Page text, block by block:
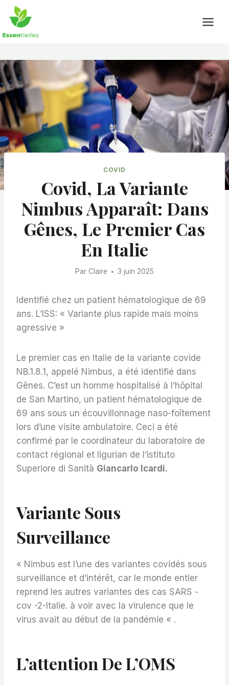
Skip
content
COVID
Covid, La Variante
Nimbus Apparaît: Dans
Gênes, Le Premier Cas
En Italie
Par Claire 3 juin 2025
Identifié chez un patient hématologique de 69
ans. L’ISS: « Variante plus rapide mais moins
agressive »
Le premier cas en Italie de la variante covide
NB.1.8.1, appelé Nimbus, a été identifié dans
Gênes. C’est un homme hospitalisé à l’hôpital
de San Martino, un patient hématologique de
69 ans sous un écouvillonnage naso-foîtement
lors d’une visite ambulatoire. Ceci a été
confirmé par le coordinateur du laboratoire de
contact régional et ligurian de l’istituto
Superiore di Sanità Giancarlo Icardi.
Variante Sous
Surveillance
« Nimbus est l’une des variantes covidés sous
surveillance et d’intérêt, car le monde entier
reprend les autres variantes des cas SARS -
cov -2-Italie. à voir avec la virulence que le
virus avait au début de la pandémie « .
L’attention De L’OMS